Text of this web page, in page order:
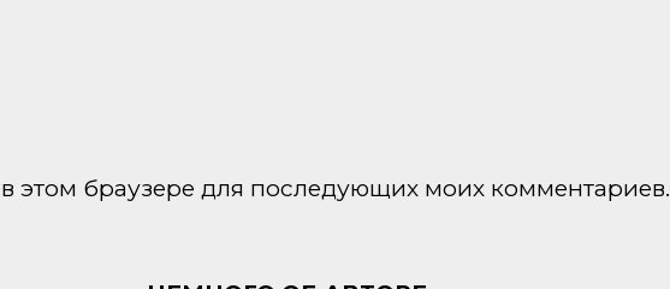
этом браузере для последующих моих комментариев.